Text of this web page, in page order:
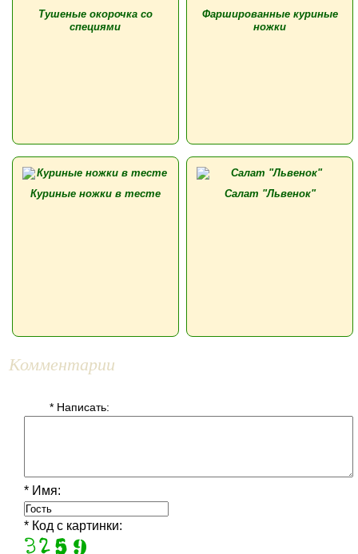
Тушеные окорочка со
специями
Фаршированные куриные
ножки
Куриные ножки в тесте Салат "Львенок"
Комментарии
* Написать:
* Имя:
* Код с картинки: